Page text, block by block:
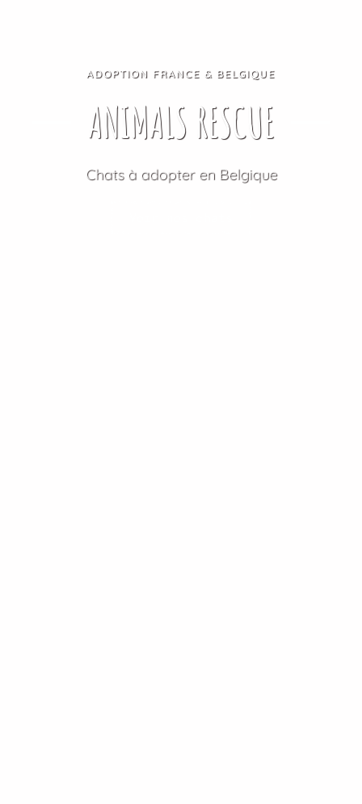
ADOPTION FRANCE & BELGIQUE
ANIMALS RESCUE
Chats à adopter en Belgique